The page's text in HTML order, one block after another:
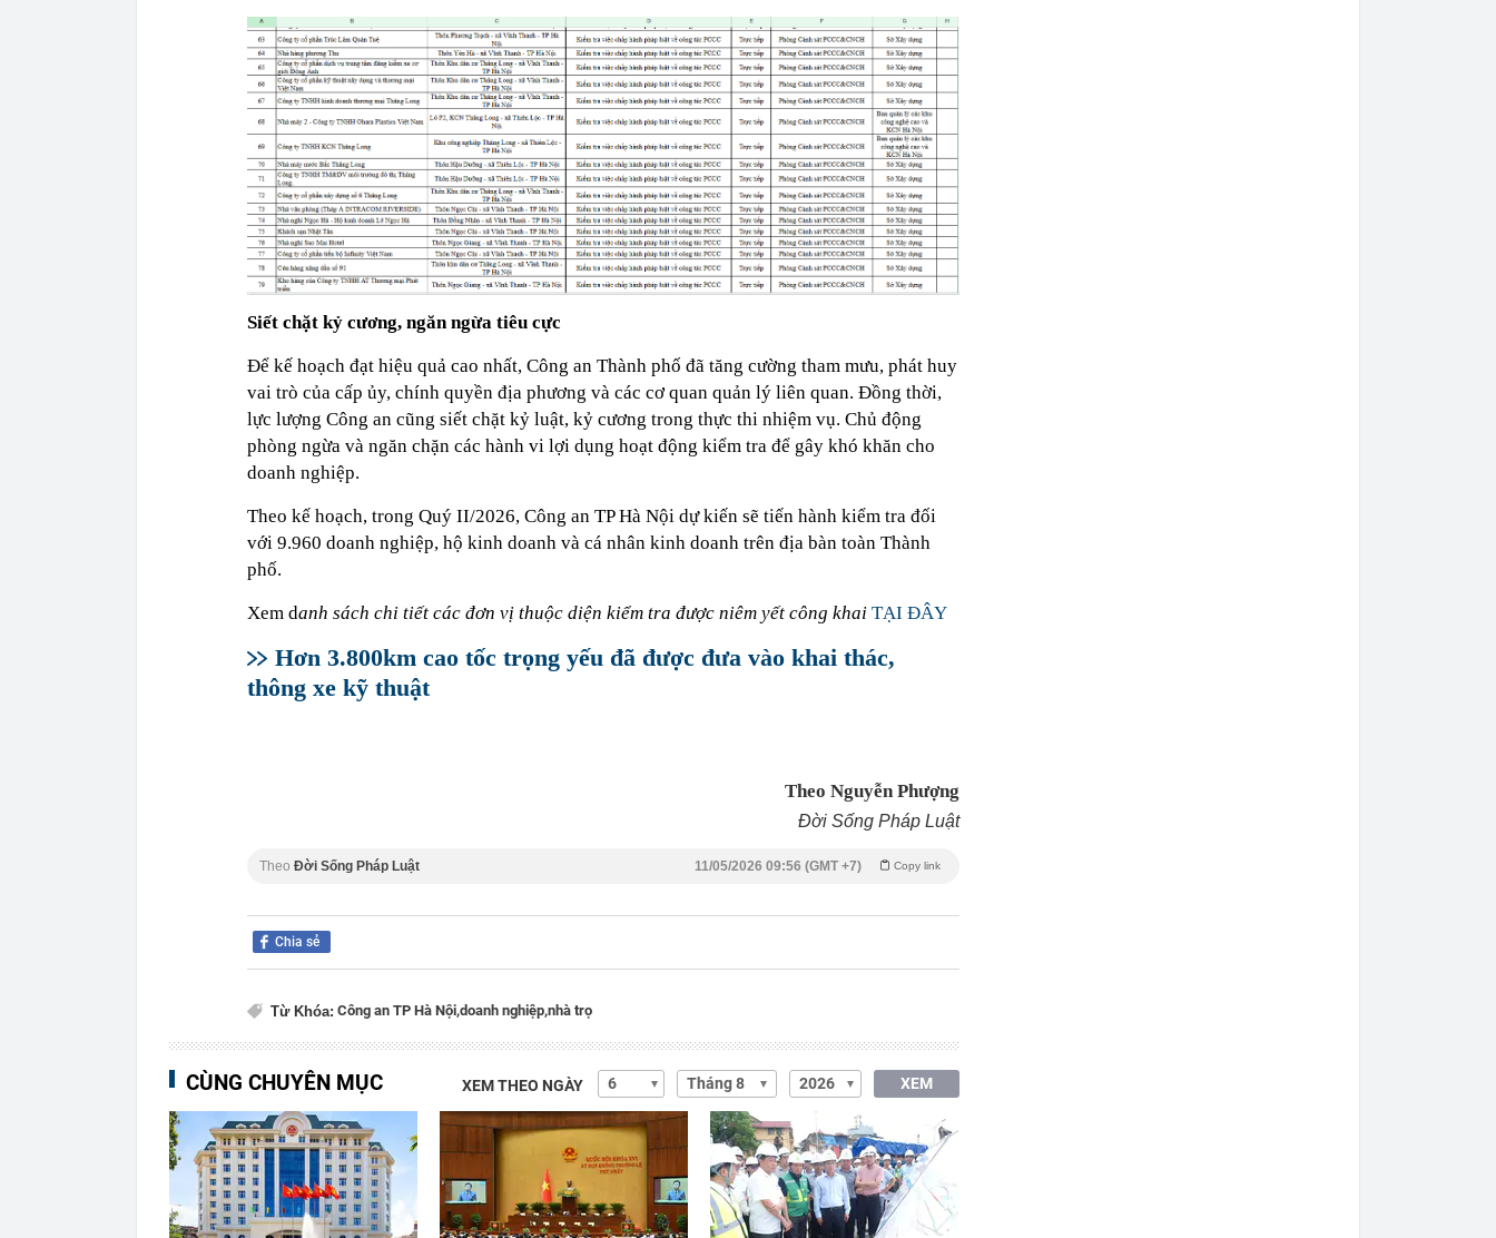
Siết chặt kỷ cương, ngăn ngừa tiêu cực
Để kế hoạch đạt hiệu quả cao nhất, Công an Thành phố đã tăng cường tham mưu, phát huy
vai trò của cấp ủy, chính quyền địa phương và các cơ quan quản lý liên quan. Đồng thời,
lực lượng Công an cũng siết chặt kỷ luật, kỷ cương trong thực thi nhiệm vụ. Chủ động
phòng ngừa và ngăn chặn các hành vi lợi dụng hoạt động kiểm tra để gây khó khăn cho
doanh nghiệp.
Theo kế hoạch, trong Quý II/2026, Công an TP Hà Nội dự kiến sẽ tiến hành kiểm tra đối
với 9.960 doanh nghiệp, hộ kinh doanh và cá nhân kinh doanh trên địa bàn toàn Thành
phố.
Xem danh sách chi tiết các đơn vị thuộc diện kiểm tra được niêm yết công khai TẠI ĐÂY
Hơn 3.800km cao tốc trọng yếu đã được đưa vào khai thác,
thông xe kỹ thuật
Theo Nguyễn Phượng
Đời Sống Pháp Luật
Theo Đời Sống Pháp Luật Copy link
11/05/2026 09:56 (GMT +7)
Chia sẻ
Từ Khóa: Công an TP Hà Nội,doanh nghiệp,nhà trọ
CÙNG CHUYÊN MỤC XEM THEO NGÀY XEM